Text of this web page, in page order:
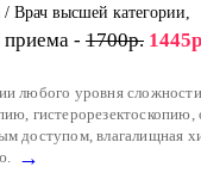
Врач высшей категории,
приема - 1700р.
любого уровня
гистерорезектоскопию,
доступом, влагалищная
→